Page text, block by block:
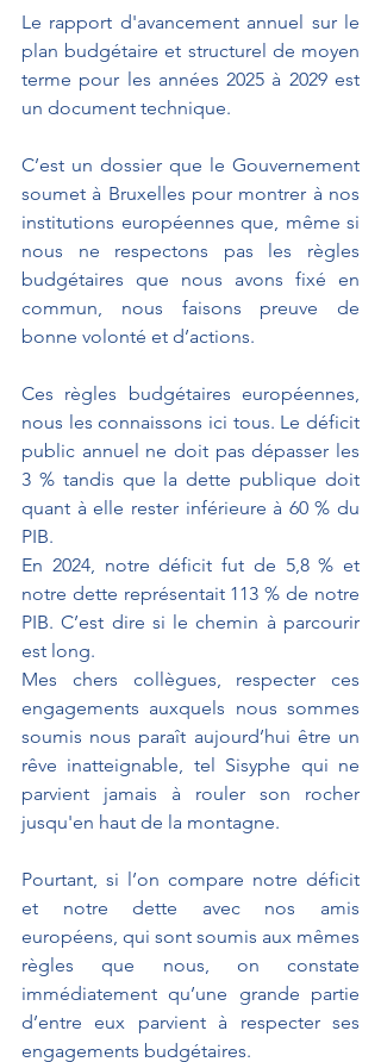
Le rapport d'avancement annuel sur le
plan budgétaire et structurel de moyen
terme pour les années 2025 à 2029 est
un document technique.
C’est un dossier que le Gouvernement
soumet à Bruxelles pour montrer à nos
institutions européennes que, même si
nous ne respectons pas les règles
budgétaires que nous avons fixé en
commun, nous faisons preuve de
bonne volonté et d’actions.
Ces règles budgétaires européennes,
nous les connaissons ici tous. Le déficit
public annuel ne doit pas dépasser les
3 % tandis que la dette publique doit
quant à elle rester inférieure à 60 % du
PIB.
En 2024, notre déficit fut de 5,8 % et
notre dette représentait 113 % de notre
PIB. C’est dire si le chemin à parcourir
est long.
Mes chers collègues, respecter ces
engagements auxquels nous sommes
soumis nous paraît aujourd’hui être un
rêve inatteignable, tel Sisyphe qui ne
parvient jamais à rouler son rocher
jusqu'en haut de la montagne.
Pourtant, si l’on compare notre déficit
et notre dette avec nos amis
européens, qui sont soumis aux mêmes
règles que nous, on constate
immédiatement qu’une grande partie
d’entre eux parvient à respecter ses
engagements budgétaires.